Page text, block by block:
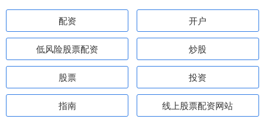
配资 开户
低风险股票配资 炒股
股票 投资
指南 线上股票配资网站